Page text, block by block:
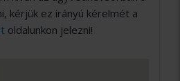
kérjük ez irányú kérelmét a
oldalunkon jelezni!